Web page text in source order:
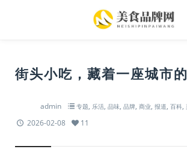
街头小吃，藏着一座城市
admin 专题, 乐活, 品味, 品牌, 商业, 报道, 百科,
2026-02-08 11